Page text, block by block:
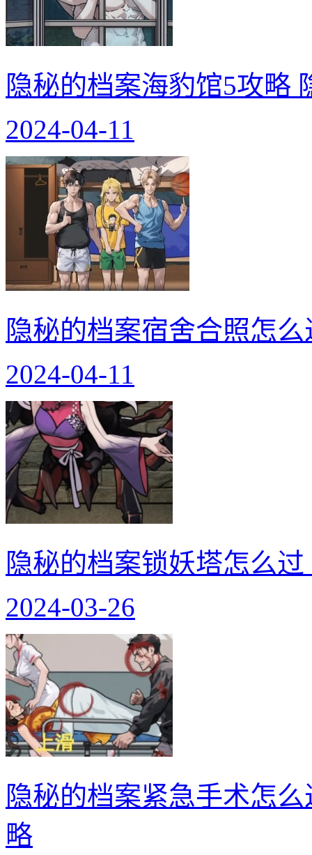
隐秘的档案海豹馆5攻略
2024-04-11
隐秘的档案宿舍合照怎
2024-04-11
隐秘的档案锁妖塔怎么
2024-03-26
隐秘的档案紧急手术怎
略